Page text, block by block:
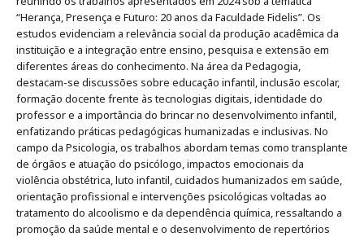
“Herança, Presença e Futuro: 20 anos da Faculdade Fidelis”. Os
estudos evidenciam a relevância social da produção acadêmica da
instituição e a integração entre ensino, pesquisa e extensão em
diferentes áreas do conhecimento. Na área da Pedagogia,
destacam-se discussões sobre educação infantil, inclusão escolar,
formação docente frente às tecnologias digitais, identidade do
professor e a importância do brincar no desenvolvimento infantil,
enfatizando práticas pedagógicas humanizadas e inclusivas. No
campo da Psicologia, os trabalhos abordam temas como transplante
de órgãos e atuação do psicólogo, impactos emocionais da
violência obstétrica, luto infantil, cuidados humanizados em saúde,
orientação profissional e intervenções psicológicas voltadas ao
tratamento do alcoolismo e da dependência química, ressaltando a
promoção da saúde mental e o desenvolvimento de repertórios